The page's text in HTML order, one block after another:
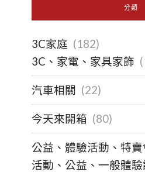
分類
3C家庭 (182)
3C、家電、家具家飾
汽車相關 (22)
今天來開箱 (80)
公益、體驗活動、特賣
活動、公益、一般體驗